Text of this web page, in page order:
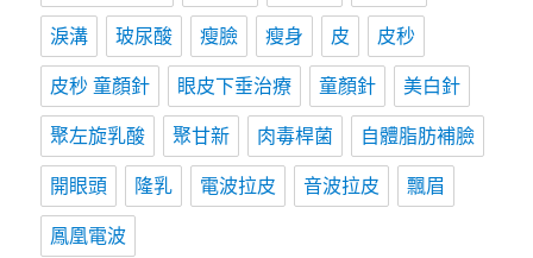
淚溝 玻尿酸 瘦臉 瘦身 皮 皮秒
皮秒 童顏針 眼皮下垂治療 童顏針 美白針
聚左旋乳酸 聚甘新 肉毒桿菌 自體脂肪補臉
開眼頭 隆乳 電波拉皮 音波拉皮 飄眉
鳳凰電波